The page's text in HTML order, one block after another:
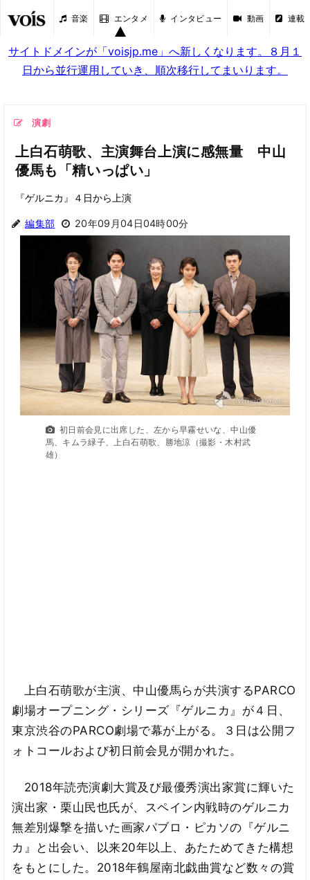
音楽 エンタメ インタビュー 動画 連載
サイトドメインが「voisjp.me」へ新しくなります。８月１
日から並行運用していき、順次移行してまいります。
演劇
上白石萌歌、主演舞台上演に感無量 中山
優馬も「精いっぱい」
『ゲルニカ』４日から上演
編集部 20年09月04日04時00分
初日前会見に出席した、左から早霧せいな、中山優
馬、キムラ緑子、上白石萌歌、勝地涼（撮影・木村武
雄）
上白石萌歌が主演、中山優馬らが共演するPARCO
劇場オープニング・シリーズ『ゲルニカ』が４日、
東京渋谷のPARCO劇場で幕が上がる。３日は公開フ
ォトコールおよび初日前会見が開かれた。
2018年読売演劇大賞及び最優秀演出家賞に輝いた
演出家・栗山民也氏が、スペイン内戦時のゲルニカ
無差別爆撃を描いた画家パブロ・ピカソの『ゲルニ
カ』と出会い、以来20年以上、あたためてきた構想
をもとにした。2018年鶴屋南北戯曲賞など数々の賞